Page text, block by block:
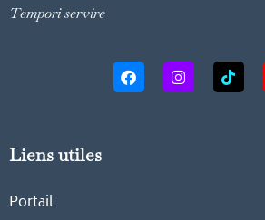
Tempori servire
Liens utiles
Portail